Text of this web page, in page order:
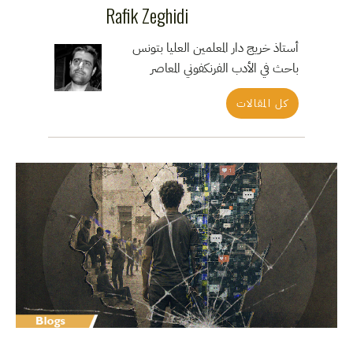
Rafik Zeghidi
أستاذ خريج دار المعلمين العليا بتونس
باحث في الأدب الفرنكفوني المعاصر
كل المقالات